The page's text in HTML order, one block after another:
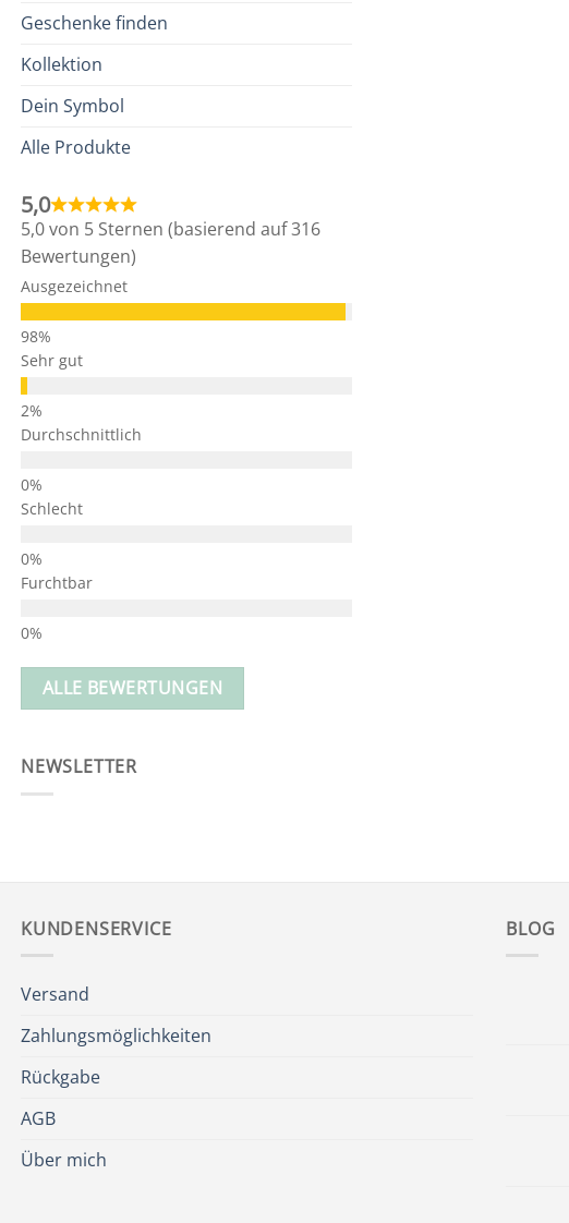
Geschenke finden
Kollektion
Dein Symbol
Alle Produkte
5,0
5,0 von 5 Sternen (basierend auf 316
Bewertungen)
Ausgezeichnet
Sehr gut
Durchschnittlich
Schlecht
Furchtbar
ALLE BEWERTUNGEN
NEWSLETTER
KUNDENSERVICE
Versand
Zahlungsmöglichkeiten
Rückgabe
AGB
Über mich
BLOG